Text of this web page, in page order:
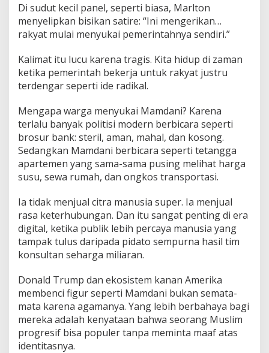
Di sudut kecil panel, seperti biasa, Marlton
menyelipkan bisikan satire: “Ini mengerikan…
rakyat mulai menyukai pemerintahnya sendiri.”
Kalimat itu lucu karena tragis. Kita hidup di zaman
ketika pemerintah bekerja untuk rakyat justru
terdengar seperti ide radikal.
Mengapa warga menyukai Mamdani? Karena
terlalu banyak politisi modern berbicara seperti
brosur bank: steril, aman, mahal, dan kosong.
Sedangkan Mamdani berbicara seperti tetangga
apartemen yang sama-sama pusing melihat harga
susu, sewa rumah, dan ongkos transportasi.
Ia tidak menjual citra manusia super. Ia menjual
rasa keterhubungan. Dan itu sangat penting di era
digital, ketika publik lebih percaya manusia yang
tampak tulus daripada pidato sempurna hasil tim
konsultan seharga miliaran.
Donald Trump dan ekosistem kanan Amerika
membenci figur seperti Mamdani bukan semata-
mata karena agamanya. Yang lebih berbahaya bagi
mereka adalah kenyataan bahwa seorang Muslim
progresif bisa populer tanpa meminta maaf atas
identitasnya.